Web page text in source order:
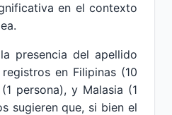
en el contexto
presencia del apellido
en Filipinas (10
persona), y Malasia (1
sugieren que, si bien el